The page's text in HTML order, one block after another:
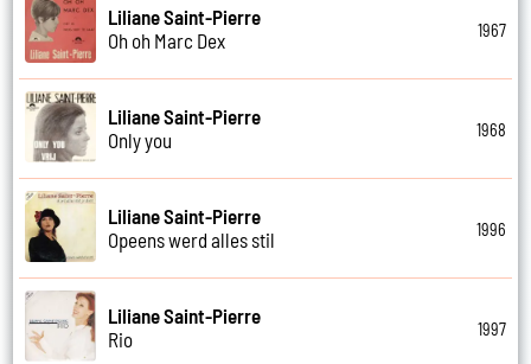
Liliane Saint-Pierre
Oh oh Marc Dex
1967
Liliane Saint-Pierre
Only you
1968
Liliane Saint-Pierre
Opeens werd alles stil
1996
Liliane Saint-Pierre
Rio
1997